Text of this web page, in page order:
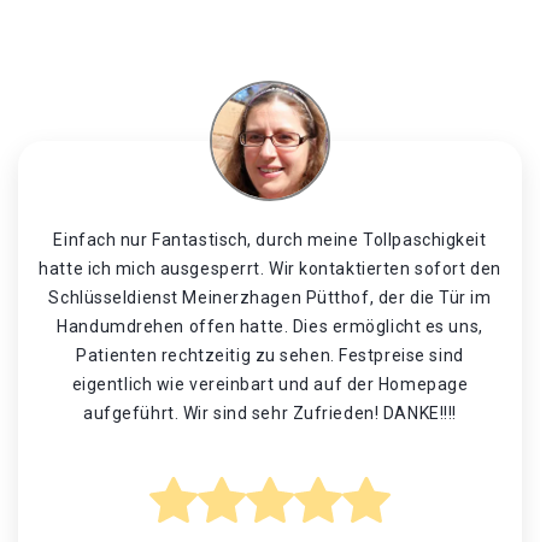
Einfach nur Fantastisch, durch meine Tollpaschigkeit
hatte ich mich ausgesperrt. Wir kontaktierten sofort den
Schlüsseldienst Meinerzhagen Pütthof, der die Tür im
Handumdrehen offen hatte. Dies ermöglicht es uns,
Patienten rechtzeitig zu sehen. Festpreise sind
eigentlich wie vereinbart und auf der Homepage
aufgeführt. Wir sind sehr Zufrieden! DANKE!!!!